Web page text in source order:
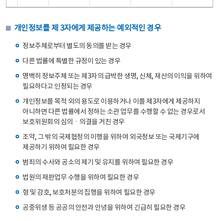
개인정보를 제 3자에게 제공하는 예외적인 경우
정보주체로부터 별도의 동의를 받는 경우
다른 법률에 특별한 규정이 있는 경우
명백히 정보주체 또는 제3자의 급박한 생명, 신체, 재산의 이익을 위하여
필요하다고 인정되는 경우
개인정보를 목적 외의 용도로 이용하거나 이를 제3자에게 제공하지
아니하면 다른 법률에서 정하는 소관 업무를 수행할 수 없는 경우로서
보호위원회의 심의ㆍ의결을 거친 경우
조약, 그 밖의 국제협정의 이행을 위하여 외국정보 또는 국제기구에
제공하기 위하여 필요한 경우
범죄의 수사와 공소의 제기 및 유지를 위하여 필요한 경우
법원의 재판업무 수행을 위하여 필요한 경우
형 및 감호, 보호처분의 집행을 위하여 필요한 경우
공중위생 등 공공의 안전과 안녕을 위하여 긴급히 필요한 경우